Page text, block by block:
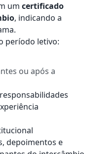
um certificado
, indicando a
período letivo:
ou após a
depoimentos e